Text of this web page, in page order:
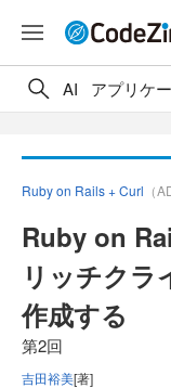
AI アプリケ
Ruby on Rails + Curl （
Ruby on
リッチクラ
作成する
第2回
吉田裕美[著]